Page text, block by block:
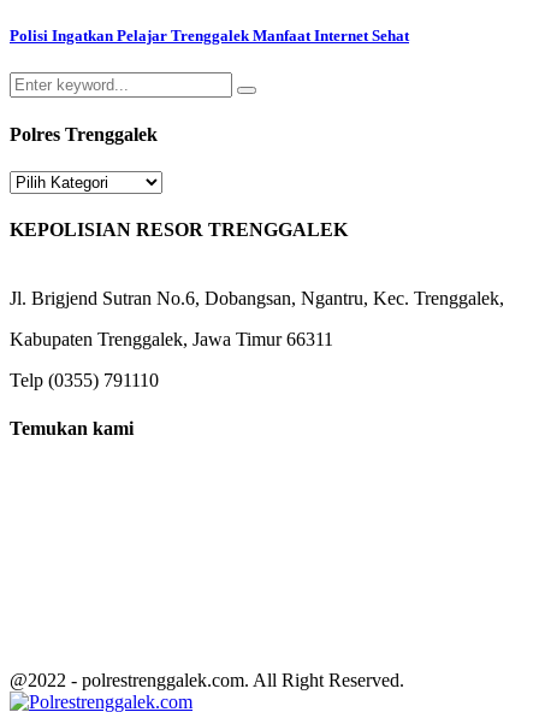
Polisi Ingatkan Pelajar Trenggalek Manfaat Internet Sehat
Search
for:
Search
Polres Trenggalek
Polres
KEPOLISIAN RESOR TRENGGALEK
Jl. Brigjend Sutran No.6, Dobangsan, Ngantru, Kec. Trenggalek,
Kabupaten Trenggalek, Jawa Timur 66311
Telp (0355) 791110
Temukan kami
@2022 - polrestrenggalek.com. All Right Reserved.